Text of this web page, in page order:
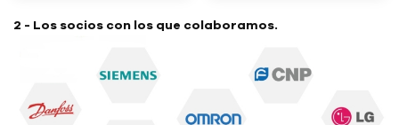
2 - Los socios con los que colaboramos.